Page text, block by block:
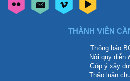
THÀNH VIÊN
Thông báo
Nội quy diễn
Góp ý xây
Thảo luận